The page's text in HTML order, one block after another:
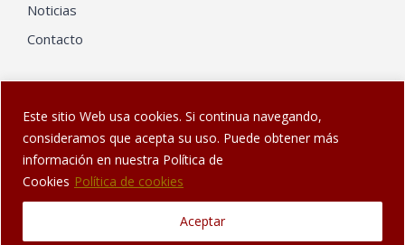
Este sitio Web usa cookies. Si continua navegando,
consideramos que acepta su uso. Puede obtener más
información en nuestra Política de
Cookies Política de cookies
Aceptar
Noticias
Contacto
los Dolores de Sanlúcar de Barrameda